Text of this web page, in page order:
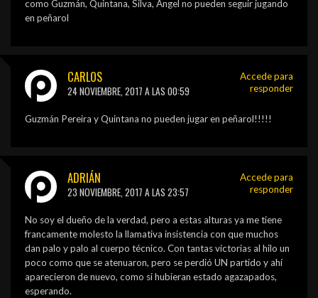
como Guzmán, Quintana, Silva, Ángel no pueden seguir jugando
en peñarol
CARLOS
24 NOVIEMBRE, 2017 A LAS 00:59
Guzmán Pereira y Quintana no pueden jugar en peñarol!!!!!
Accede para
responder
ADRIÁN
23 NOVIEMBRE, 2017 A LAS 23:57
No soy el dueño de la verdad, pero a estas alturas ya me tiene
francamente molesto la llamativa insistencia con que muchos
dan palo y palo al cuerpo técnico. Con tantas victorias al hilo un
poco como que se atenuaron, pero se perdió UN partido y ahí
aparecieron de nuevo, como si hubieran estado agazapados,
esperando.
Accede para
responder